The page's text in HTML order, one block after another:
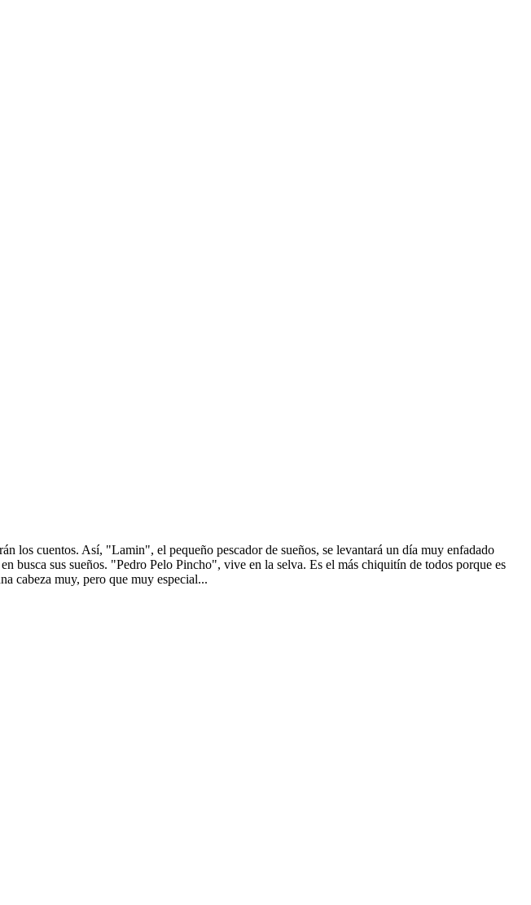
los cuentos. Así, "Lamin", el pequeño pescador de sueños, se levantará un día muy enfadado
busca sus sueños. "Pedro Pelo Pincho", vive en la selva. Es el más chiquitín de todos porque es
cabeza muy, pero que muy especial...